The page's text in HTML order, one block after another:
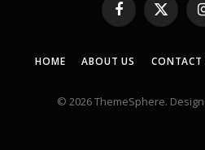
Facebook
X
(Twitter)
HOME ABOUT US CONTACT
© 2026 ThemeSphere.